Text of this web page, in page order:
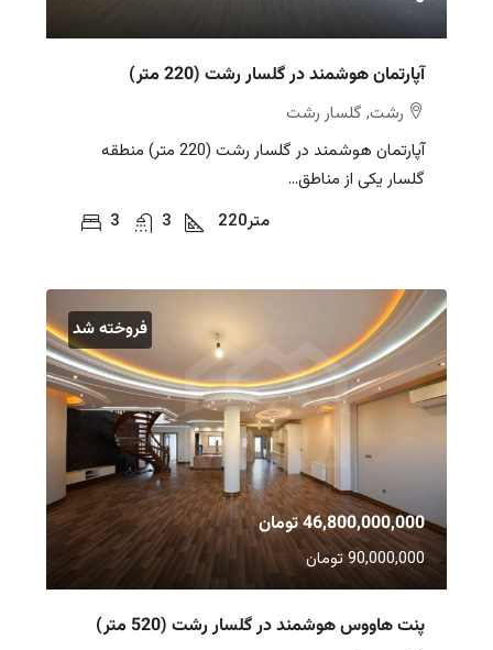
آپارتمان هوشمند در گلسار رشت (220 متر)
رشت, گلسار رشت
آپارتمان هوشمند در گلسار رشت (220 متر) منطقه
گلسار یکی از مناطق...
3
3 220متر
فروخته شد
46,800,000,000 تومان
90,000,000 تومان
پنت هاووس هوشمند در گلسار رشت (520 متر)